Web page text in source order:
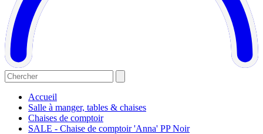
Accueil
Salle à manger, tables & chaises
Chaises de comptoir
SALE - Chaise de comptoir 'Anna' PP Noir